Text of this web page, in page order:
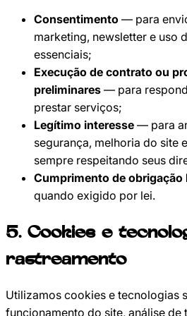
Consentimento — para
marketing, newsletter e uso
essenciais;
Execução de contrato ou
preliminares — para
prestar serviços;
Legítimo interesse — para
segurança, melhoria do site
sempre respeitando seus
Cumprimento de obrigação
quando exigido por lei.
5. Cookies e
rastreamento
Utilizamos cookies e tecnologias
funcionamento do site, análise de